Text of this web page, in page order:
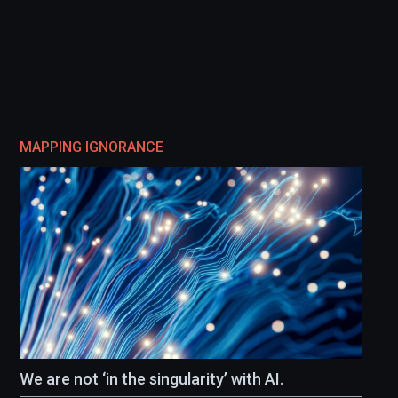
MAPPING IGNORANCE
We are not ‘in the singularity’ with AI.